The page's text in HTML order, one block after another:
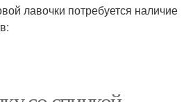
лавочки потребуется наличие